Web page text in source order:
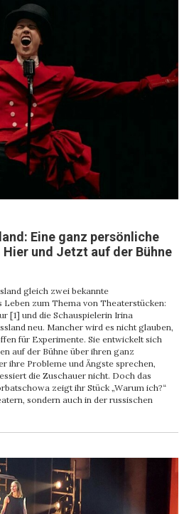
Eine ganz persönliche
und Jetzt auf der Bühne
gleich zwei bekannte
Leben zum Thema von Theaterstücken:
[1] und die Schauspielerin Irina
neu. Mancher wird es nicht glauben,
für Experimente. Sie entwickelt sich
auf der Bühne über ihren ganz
ihre Probleme und Ängste sprechen,
die Zuschauer nicht. Doch das
zeigt ihr Stück „Warum ich?“
sondern auch in der russischen